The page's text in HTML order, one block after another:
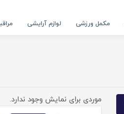
مکمل ورزشی لوازم آرایشی
موردی برای نمایش وجود ندارد.